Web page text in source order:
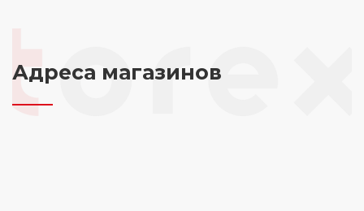
Адреса магазинов